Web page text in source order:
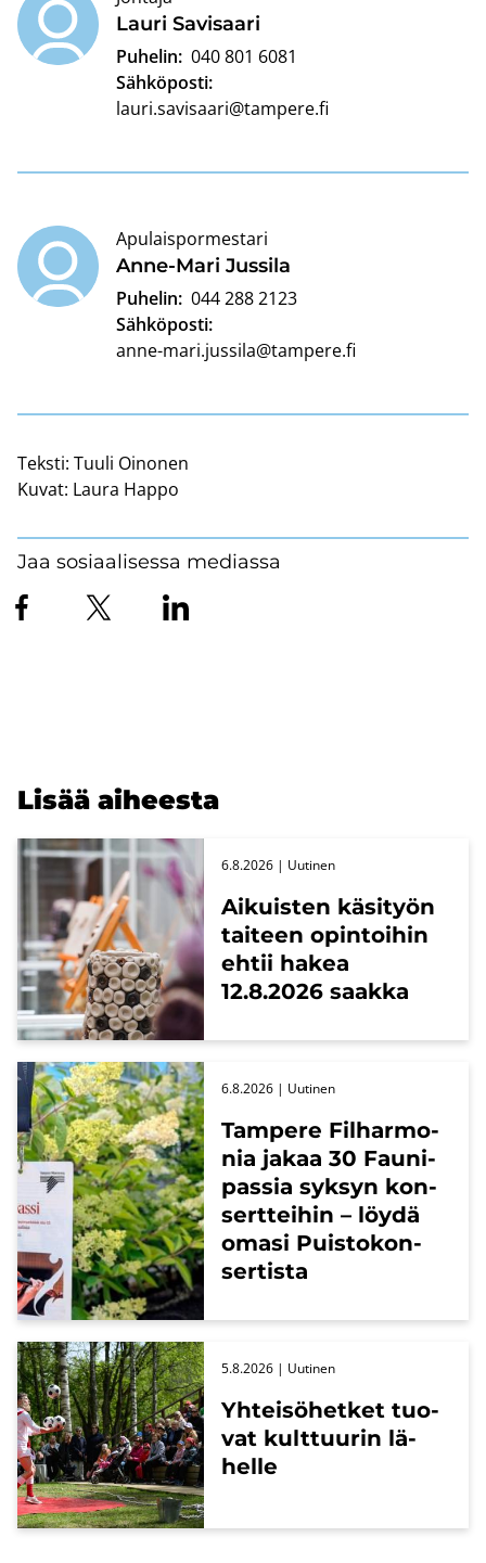
Lauri Sa­vi­saa­ri
Puhelin: 040 801 6081
Sähköposti:
lauri.savisaari@tampere.fi
Anne-​Mari Jus­si­la
Apulaispormestari
Puhelin: 044 288 2123
Sähköposti:
anne-mari.jussila@tampere.fi
Teksti: Tuuli Oinonen
Kuvat: Laura Happo
Jaa sosiaalisessa mediassa
Lisää ai­hees­ta
Ai­kuis­ten kä­si­työn
tai­teen opin­toi­hin
ehtii hakea
12.8.2026 saak­ka
6.8.2026 | Uu­ti­nen
Tam­pe­re Fil­har­mo­
nia jakaa 30 Fau­ni­
pas­sia syk­syn kon­
sert­tei­hin – löydä
omasi Puis­to­kon­
ser­tis­ta
6.8.2026 | Uu­ti­nen
Yh­tei­sö­het­ket tuo­
vat kult­tuu­rin lä­
hel­le
5.8.2026 | Uu­ti­nen